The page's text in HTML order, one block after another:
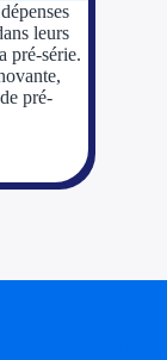
Aides Région
Aides Région
de I à P
leurs
pré-série.
pré-